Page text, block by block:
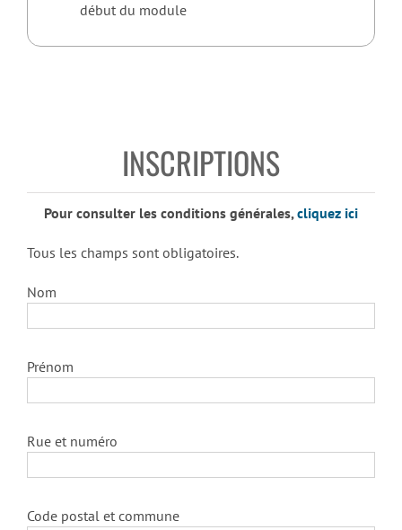
début du module
INSCRIPTIONS
Pour consulter les conditions générales, cliquez ici
Tous les champs sont obligatoires.
Nom
Prénom
Rue et numéro
Code postal et commune